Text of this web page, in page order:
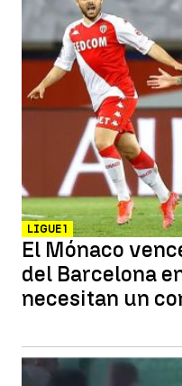
LIGUE 1
El Mónaco
del Barcelona
necesitan un